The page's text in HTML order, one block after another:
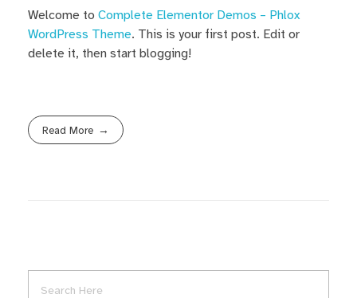
Welcome to Complete Elementor Demos – Phlox
WordPress Theme. This is your first post. Edit or
delete it, then start blogging!
Read More